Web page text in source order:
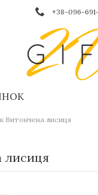
+38-096-
Витончена лисиця
лисиця